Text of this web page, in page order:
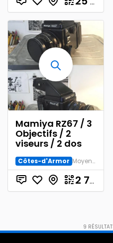
Mamiya RZ67 / 3
Objectifs / 2
viseurs / 2 dos
Côtes-d'Armor Moyen Format
2 750.00
9